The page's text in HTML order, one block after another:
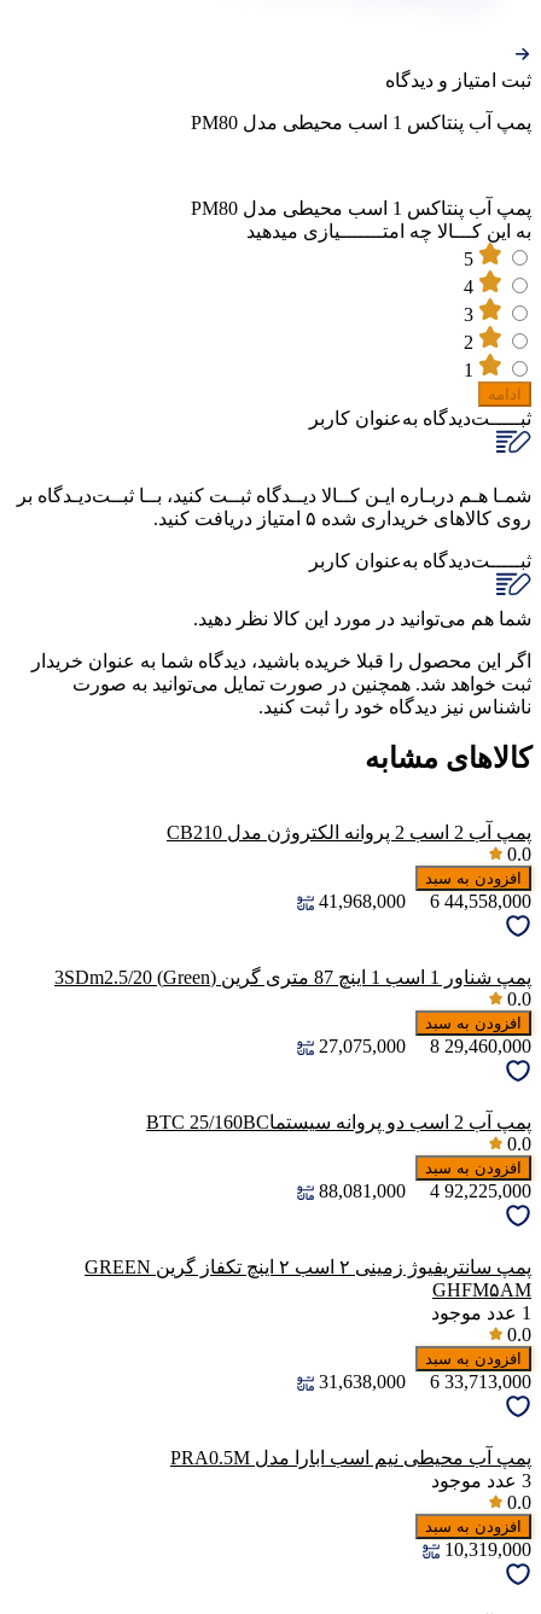
ثبت‌ امتیاز‌ و‌ دیدگاه
پمپ آب پنتاکس 1 اسب محیطی مدل PM80
پمپ آب پنتاکس 1 اسب محیطی مدل PM80
به این کـــالا چه امتـــــــیازی میدهید
ادامه
ثبـــــت‌دیدگاه به‌عنوان کاربر
شمـا هـم دربـاره ایـن کــالا دیــدگاه ثبــت کنید، بــا ثبــت‌دیـدگاه بر
روی کالاهای خریداری شده ۵ امتیاز دریافت کنید.
ثبـــــت‌دیدگاه به‌عنوان کاربر
شما هم می‌توانید در مورد این کالا نظر دهید.
اگر این محصول را قبلا خریده باشید، دیدگاه شما به عنوان خریدار
ثبت خواهد شد. همچنین در صورت تمایل می‌توانید به صورت
ناشناس نیز دیدگاه خود را ثبت کنید.
کالاهای مشابه
پمپ آب 2 اسب 2 پروانه الکتروژن مدل CB210
0.0
افزودن به سبد
44,558,000
6
41,968,000
پمپ شناور 1 اسب 1 اینچ 87 متری گرین (Green) 3SDm2.5/20
0.0
افزودن به سبد
29,460,000
8
27,075,000
پمپ آب 2 اسب دو پروانه سیستماBTC 25/160BC
0.0
افزودن به سبد
92,225,000
4
88,081,000
پمپ سانتریفیوژ زمینی ۲ اسب ۲ اینچ تکفاز گرین GREEN
GHFM۵AM
1 عدد موجود
0.0
افزودن به سبد
33,713,000
6
31,638,000
پمپ آب محیطی نیم اسب ابارا مدل PRA0.5M
3 عدد موجود
0.0
افزودن به سبد
10,319,000